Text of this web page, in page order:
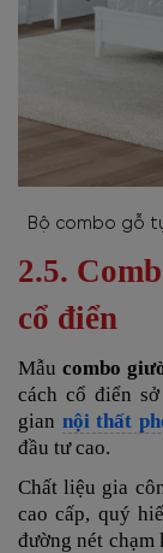
Bộ combo gỗ
2.5.
cổ điển
Mẫu combo
cách cổ điển
gian nội thất
đầu tư cao.
Chất liệu gia
cao cấp, quý
đường nét chạm